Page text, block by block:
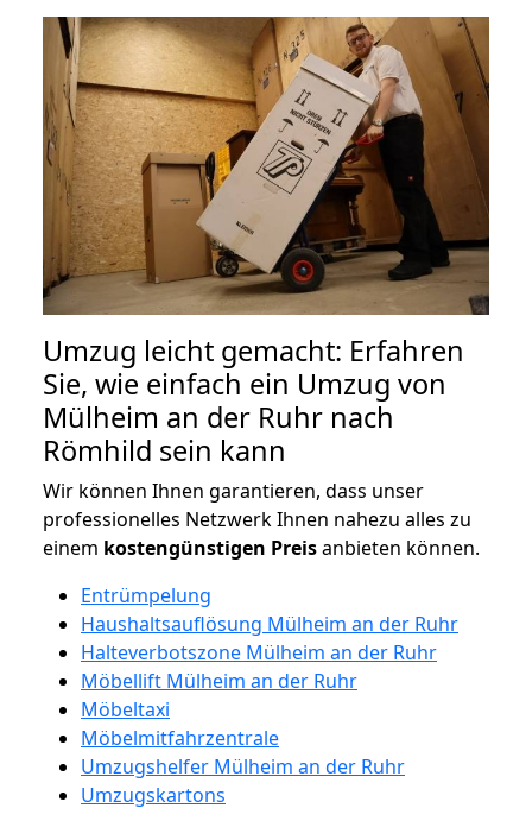
Umzug leicht gemacht: Erfahren
Sie, wie einfach ein Umzug von
Mülheim an der Ruhr nach
Römhild sein kann
Wir können Ihnen garantieren, dass unser
professionelles Netzwerk Ihnen nahezu alles zu
einem kostengünstigen Preisanbieten können.
Entrümpelung
Haushaltsauflösung Mülheim an der Ruhr
Halteverbotszone Mülheim an der Ruhr
Möbellift Mülheim an der Ruhr
Möbeltaxi
Möbelmitfahrzentrale
Umzugshelfer Mülheim an der Ruhr
Umzugskartons